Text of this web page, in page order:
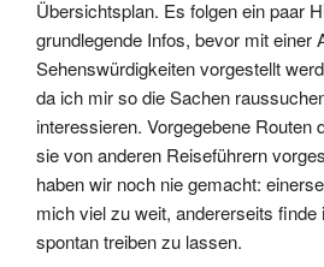
Übersichtsplan. Es folgen ein paar
grundlegende Infos, bevor mit einer
Sehenswürdigkeiten vorgestellt
da ich mir so die Sachen
interessieren. Vorgegebene Routen
sie von anderen Reiseführern
haben wir noch nie gemacht:
mich viel zu weit, andererseits
spontan treiben zu lassen.